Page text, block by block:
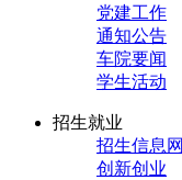
党建工作
通知公告
车院要闻
学生活动
招生就业
招生信息网
创新创业